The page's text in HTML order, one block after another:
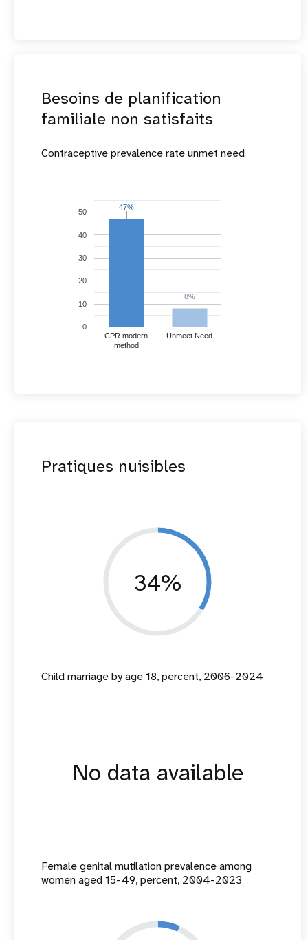
Besoins de planification
familiale non satisfaits
Contraceptive prevalence rate unmet need
CPR modern
method
Unmeet Need
0
10
20
30
40
50
47%
47%
8%
8%
Pratiques nuisibles
34%
Child marriage by age 18, percent, 2006-2024
No data available
Female genital mutilation prevalence among
women aged 15-49, percent, 2004-2023